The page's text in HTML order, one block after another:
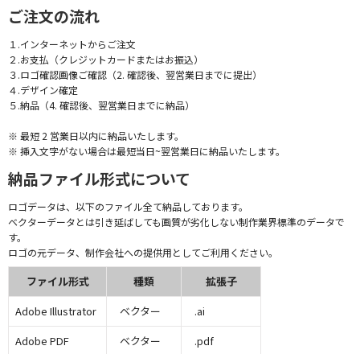
ご注文の流れ
１.インターネットからご注文
２.お支払（クレジットカードまたはお振込）
３.ロゴ確認画像ご確認（2. 確認後、翌営業日までに提出）
４.デザイン確定
５.納品（4. 確認後、翌営業日までに納品）
※ 最短 2 営業日以内に納品いたします。
※ 挿入文字がない場合は最短当日~翌営業日に納品いたします。
納品ファイル形式について
ロゴデータは、以下のファイル全て納品しております。
ベクターデータとは引き延ばしても画質が劣化しない制作業界標準のデータで
す。
ロゴの元データ、制作会社への提供用としてご利用ください。
ファイル形式 種類
拡張子
Adobe Illustrator
ベクター
.ai
Adobe PDF
ベクター
.pdf